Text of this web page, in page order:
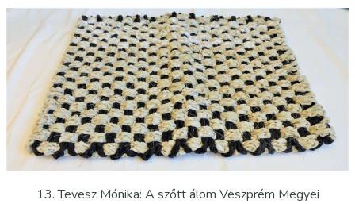
13. Tevesz Mónika: A szőtt álom Veszprém Megyei